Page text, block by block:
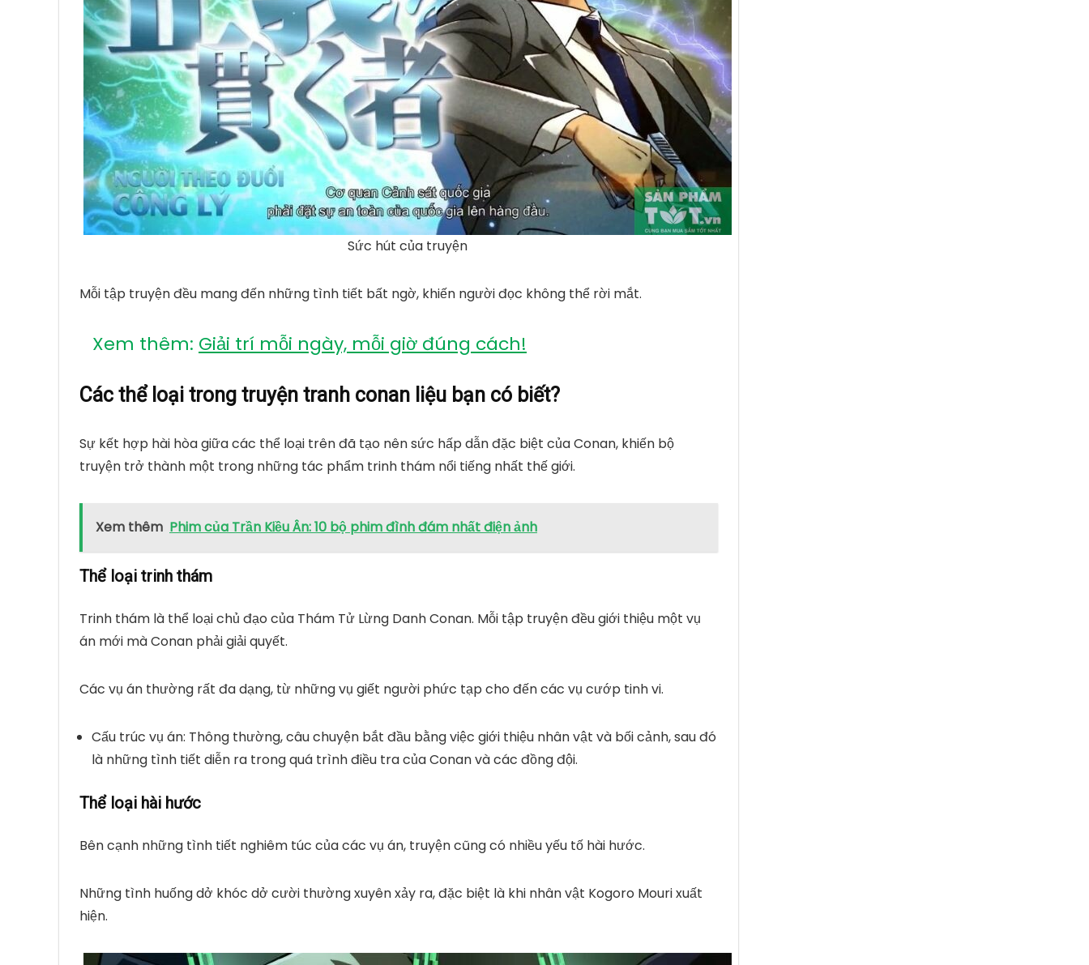
Sức hút của truyện
Mỗi tập truyện đều mang đến những tình tiết bất ngờ, khiến người đọc không thể rời mắt.
Xem thêm: Giải trí mỗi ngày, mỗi giờ đúng cách!
Các thể loại trong truyện tranh conan liệu bạn có biết?
Sự kết hợp hài hòa giữa các thể loại trên đã tạo nên sức hấp dẫn đặc biệt của Conan, khiến bộ
truyện trở thành một trong những tác phẩm trinh thám nổi tiếng nhất thế giới.
Xem thêm Phim của Trần Kiều Ân: 10 bộ phim đình đám nhất điện ảnh
Thể loại trinh thám
Trinh thám là thể loại chủ đạo của Thám Tử Lừng Danh Conan. Mỗi tập truyện đều giới thiệu một vụ
án mới mà Conan phải giải quyết.
Các vụ án thường rất đa dạng, từ những vụ giết người phức tạp cho đến các vụ cướp tinh vi.
Cấu trúc vụ án: Thông thường, câu chuyện bắt đầu bằng việc giới thiệu nhân vật và bối cảnh, sau đó
là những tình tiết diễn ra trong quá trình điều tra của Conan và các đồng đội.
Thể loại hài hước
Bên cạnh những tình tiết nghiêm túc của các vụ án, truyện cũng có nhiều yếu tố hài hước.
Những tình huống dở khóc dở cười thường xuyên xảy ra, đặc biệt là khi nhân vật Kogoro Mouri xuất
hiện.